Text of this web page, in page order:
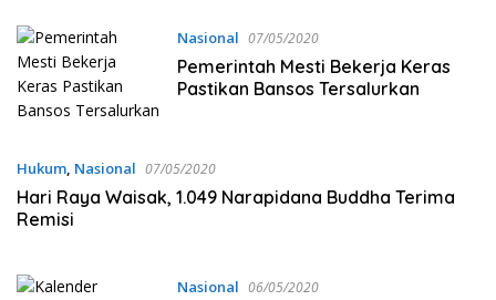
Nasional 07/05/2020
Pemerintah Mesti Bekerja Keras
Pastikan Bansos Tersalurkan
Hukum, Nasional 07/05/2020
Hari Raya Waisak, 1.049 Narapidana Buddha Terima
Remisi
Nasional 06/05/2020